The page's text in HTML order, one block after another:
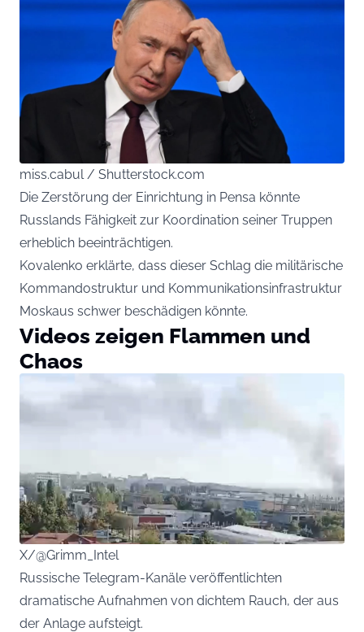
miss.cabul / Shutterstock.com
Die Zerstörung der Einrichtung in Pensa könnte
Russlands Fähigkeit zur Koordination seiner Truppen
erheblich beeinträchtigen.
Kovalenko erklärte, dass dieser Schlag die militärische
Kommandostruktur und Kommunikationsinfrastruktur
Moskaus schwer beschädigen könnte.
Videos zeigen Flammen und
Chaos
X/@Grimm_Intel
Russische Telegram-Kanäle veröffentlichten
dramatische Aufnahmen von dichtem Rauch, der aus
der Anlage aufsteigt.